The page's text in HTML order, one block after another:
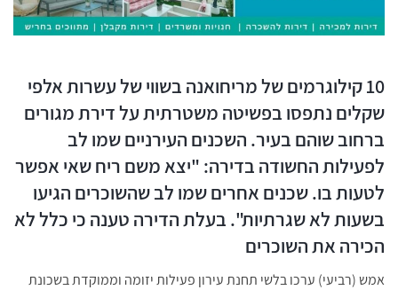
10 קילוגרמים של מריחואנה בשווי של עשרות אלפי
שקלים נתפסו בפשיטה משטרתית על דירת מגורים
ברחוב שוהם בעיר. השכנים העירניים שמו לב
לפעילות החשודה בדירה: "יצא משם ריח שאי אפשר
לטעות בו. שכנים אחרים שמו לב שהשוכרים הגיעו
בשעות לא שגרתיות". בעלת הדירה טענה כי כלל לא
הכירה את השוכרים
אמש (רביעי) ערכו בלשי תחנת עירון פעילות יזומה וממוקדת בשכונת